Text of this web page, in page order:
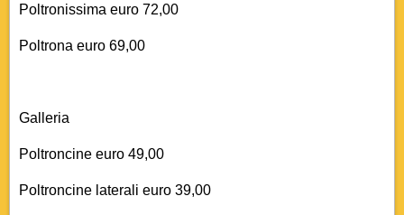
Poltronissima euro 72,00
Poltrona euro 69,00
Galleria
Poltroncine euro 49,00
Poltroncine laterali euro 39,00